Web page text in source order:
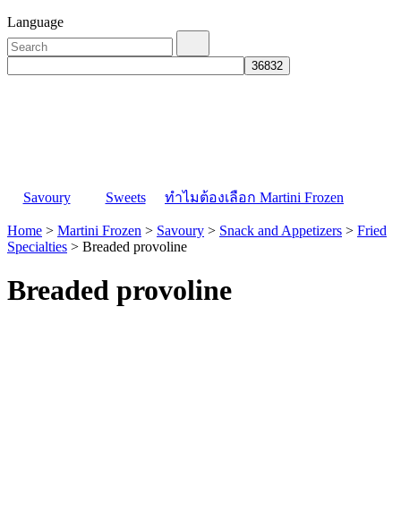
Language
Savoury Sweets ทำไมต้องเลือก Martini Frozen
Home > Martini Frozen > Savoury > Snack and Appetizers > Fried
Specialties > Breaded provoline
Breaded provoline